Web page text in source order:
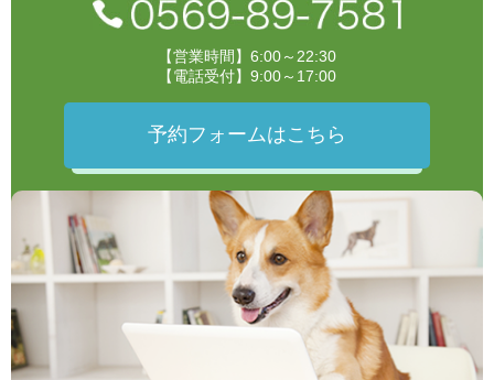
【営業時間】6:00～22:30
【電話受付】9:00～17:00
予約フォームはこちら